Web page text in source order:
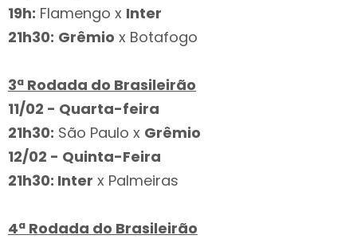
19h: Flamengo x Inter
21h30: Grêmio x Botafogo
3ª Rodada do Brasileirão
11/02 - Quarta-feira
21h30: São Paulo x Grêmio
12/02 - Quinta-Feira
21h30: Inter x Palmeiras
4ª Rodada do Brasileirão